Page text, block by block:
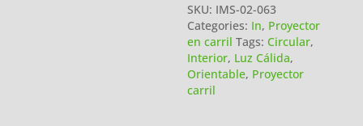
SKU: IMS-02-063
Categories: In, Proyector
en carril Tags:Circular,
Interior, Luz Cálida,
Orientable, Proyector
carril